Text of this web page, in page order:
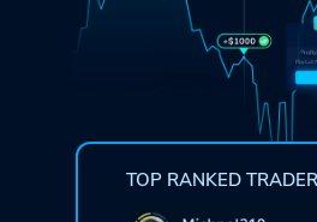
TOP RANKED